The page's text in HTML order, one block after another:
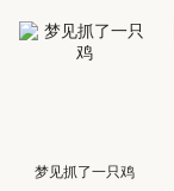
的小男婴
梦见抓了一只鸡